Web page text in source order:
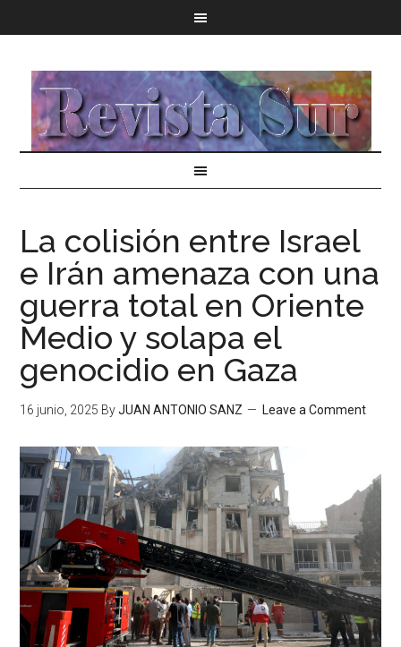
La colisión entre Israel
e Irán amenaza con una
guerra total en Oriente
Medio y solapa el
genocidio en Gaza
16 junio, 2025 ByJUAN ANTONIO SANZ Leave a Comment